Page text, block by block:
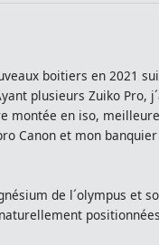
boitiers en 2021
plusieurs Zuiko
montée en iso,
Canon et mon
de l´olympus et